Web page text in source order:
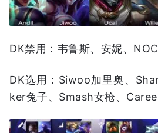
DK禁用：韦鲁斯、安妮、
DK选用：Siwoo加里奥、
ker兔子、Smash女枪、